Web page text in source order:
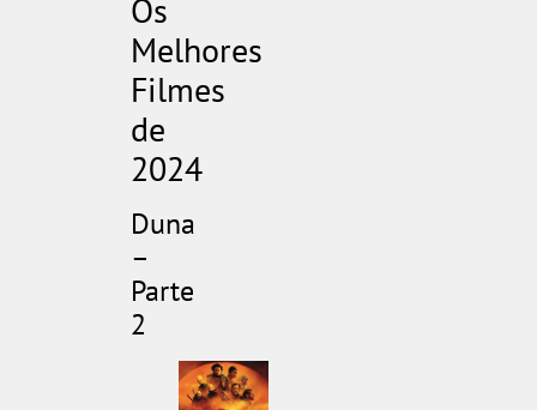
Os
Melhores
Filmes
de
2024
Duna
–
Parte
2